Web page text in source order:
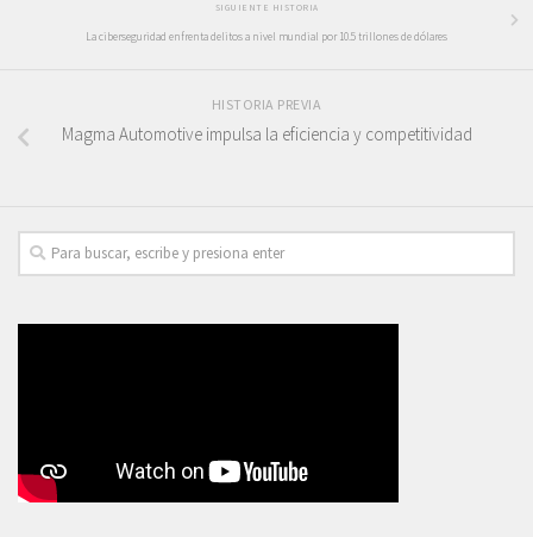
SIGUIENTE HISTORIA
La ciberseguridad enfrenta delitos a nivel mundial por 10.5 trillones de dólares
HISTORIA PREVIA
Magma Automotive impulsa la eficiencia y competitividad